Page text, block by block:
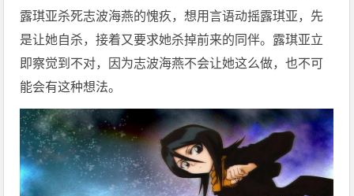
露琪亚杀死志波海燕的愧疚，想用言语动摇露琪亚，先
是让她自杀，接着又要求她杀掉前来的同伴。露琪亚立
即察觉到不对，因为志波海燕不会让她这么做，也不可
能会有这种想法。